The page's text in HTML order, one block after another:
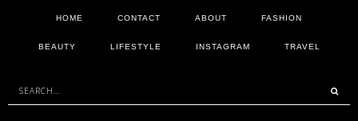
HOME CONTACT ABOUT FASHION
BEAUTY LIFESTYLE INSTAGRAM TRAVEL